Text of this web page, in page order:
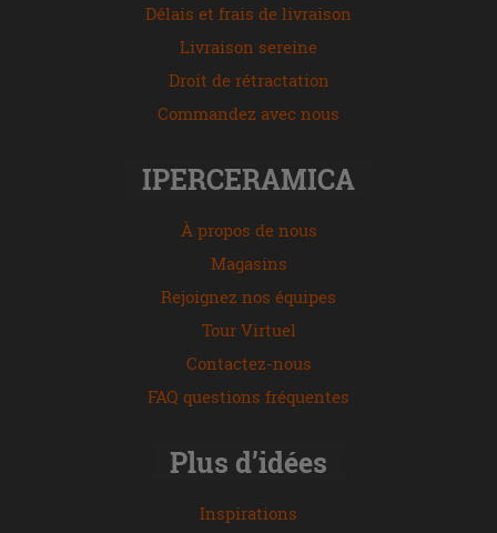
Délais et frais de livraison
Livraison sereine
Droit de rétractation
Commandez avec nous
IPERCERAMICA
À propos de nous
Magasins
Rejoignez nos équipes
Tour Virtuel
Contactez-nous
FAQ questions fréquentes
Plus d’idées
Inspirations